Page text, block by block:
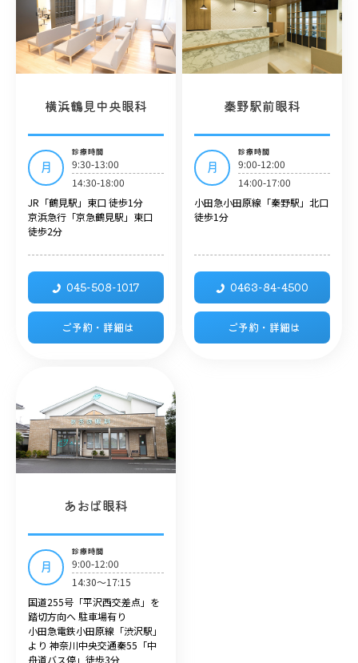
横浜鶴見中央眼科
月
診療時間
9:30-13:00
14:30-18:00
JR「鶴見駅」東口 徒歩1分
京浜急行「京急鶴見駅」東口
徒歩2分
045-508-1017
ご予約・詳細は
秦野駅前眼科
月
診療時間
9:00-12:00
14:00-17:00
小田急小田原線「秦野駅」北口
徒歩1分
0463-84-4500
ご予約・詳細は
あおば眼科
月
診療時間
9:00-12:00
14:30～17:15
国道255号「平沢西交差点」を
踏切方向へ 駐車場有り
小田急電鉄小田原線「渋沢駅」
より 神奈川中央交通秦55「中
舟道バス停」徒歩3分